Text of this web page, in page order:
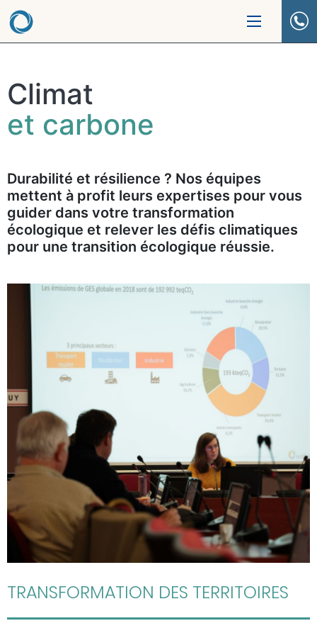
Climat
et carbone
Durabilité et résilience ? Nos équipes
mettent à profit leurs expertises pour vous
guider dans votre transformation
écologique et relever les défis climatiques
pour une transition écologique réussie.
TRANSFORMATION DES TERRITOIRES